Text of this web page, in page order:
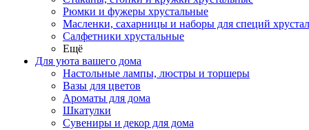
Рюмки и фужеры хрустальные
Масленки, сахарницы и наборы для специй
Салфетники хрустальные
Ещё
Для уюта вашего дома
Настольные лампы, люстры и торшеры
Вазы для цветов
Ароматы для дома
Шкатулки
Сувениры и декор для дома